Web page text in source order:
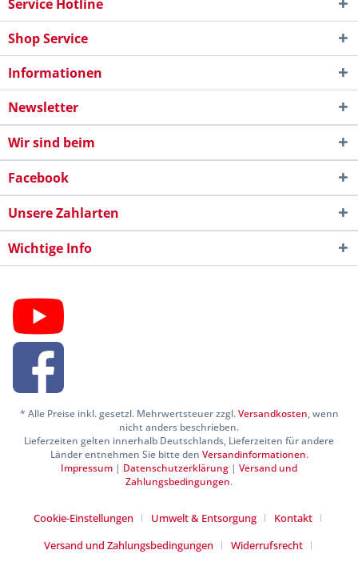
Service Hotline
Shop Service
Informationen
Newsletter
Wir sind beim
Facebook
Unsere Zahlarten
Wichtige Info
* Alle Preise inkl. gesetzl. Mehrwertsteuer zzgl.Versandkosten, wenn
nicht anders beschrieben.
Lieferzeiten gelten innerhalb Deutschlands, Lieferzeiten für andere
Länder entnehmen Sie bitte den Versandinformationen.
Impressum | Datenschutzerklärung | Versand und
Zahlungsbedingungen.
Cookie-Einstellungen Umwelt & Entsorgung
Kontakt
Versand und Zahlungsbedingungen
Widerrufsrecht